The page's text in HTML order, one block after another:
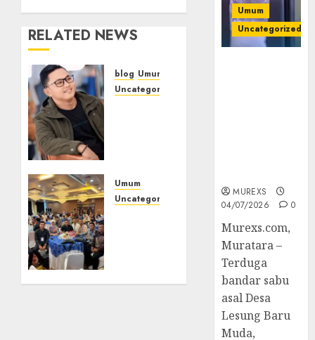
RELATED NEWS
blog Umum
Uncategorized
Retak
Kaca di
Umum
Uncategorized
Umum
Uncategorized
MUREXS
04/07/2026
0
Murexs.com,
Muratara –
Terduga
bandar sabu
asal Desa
Lesung Baru
Muda,